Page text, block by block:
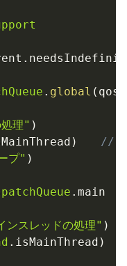
.
. global ( qos
理" )
)
//
プ" )
. main
スレッドの処理" )
. isMainThread )